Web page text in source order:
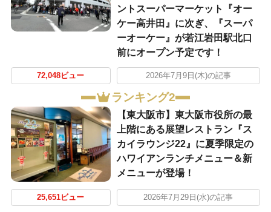
ントスーパーマーケット『オー
ケー高井田』に次ぎ、『スーパ
ーオーケー』が若江岩田駅北口
前にオープン予定です！
72,048ビュー 2026年7月9日(木)の記事
ランキング2
【東大阪市】東大阪市役所の最
上階にある展望レストラン『ス
カイラウンジ22』に夏季限定の
ハワイアンランチメニュー＆新
メニューが登場！
25,651ビュー 2026年7月29日(水)の記事